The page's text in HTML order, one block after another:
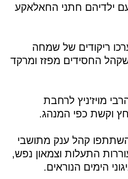
עם ילדיהם חתני החאלאקע
ריקודים של שמחה
החסידים מפזז ומרקד
מויז'ניץ לרחבת
חץ וקשת כפי המנהג.
קהל ענק מתושבי
התעלות וצמאון נפש,
הימים הנוראים.